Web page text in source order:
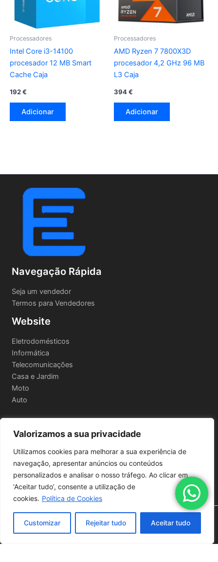
Valorizamos a sua privacidade
Utilizamos cookies para melhorar a sua experiência de
navegação, apresentar anúncios ou conteúdos
personalizados e analisar o nosso tráfego. Ao clicar em
‘Aceitar tudo’, consente a utilização de
cookies. Política de Cookies
Customizar Rejeitar tudo Aceitar tudo
Processadores
Intel Core i3-14100
procesador 12 MB Smart
Cache Caja
192€
Adicionar
Processadores
AMD Ryzen 7 7800X3D
procesador 4,2 GHz 96 MB
L3 Caja
394€
Adicionar
Navegação Rápida
Seja um vendedor
Termos para Vendedores
Website
Eletrodomésticos
Informática
Telecomunicações
Casa e Jardim
Moto
Auto
Informações Legais
Política de privacidade
Termos e Condições
Política de Envio e Devoluções
Copyright © 2026 | Powered byAstra WordPress Theme